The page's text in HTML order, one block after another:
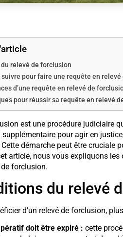
relevé de forclusion
suivre pour faire une requête en
d’une requête en relevé de
pour réussir sa requête en relevé
est une procédure judiciaire
pour agir en
démarche peut être cruciale
article, nous vous expliquons
de forclusion.
du relevé
d’un relevé de forclusion,
doit être expiré : cette